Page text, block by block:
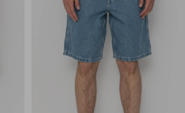
30; 32; 33; 34